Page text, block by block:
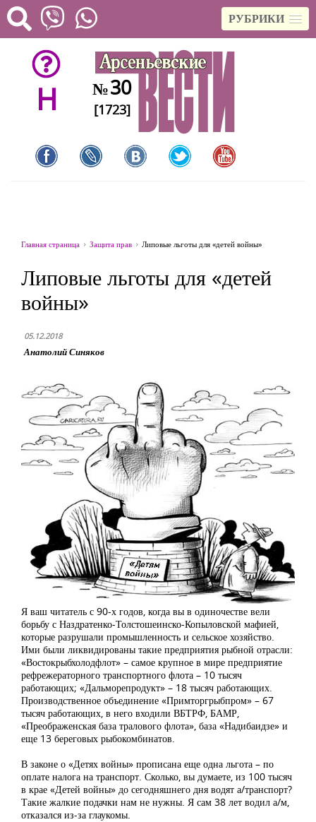
РУБРИКИ
H №30
[1723]
Главная страница Защита прав Липовые льготы для «детей войны»
Липовые льготы для «детей
войны»
05.12.2018
Анатолий Синяков
Я ваш читатель с 90-х годов, когда вы в одиночестве вели
борьбу с Наздратенко-Толстошеинско-Копыловской мафией,
которые разрушали промышленность и сельское хозяйство.
Ими были ликвидированы такие предприятия рыбной отрасли:
«Востокрыбхолодфлот» – самое крупное в мире предприятие
рефрежераторного транспортного флота – 10 тысяч
работающих; «Дальморепродукт» – 18 тысяч работающих.
Производственное объединение «Примторгрыбпром» – 67
тысяч работающих, в него входили ВБТРФ, БАМР,
«Преображенская база тралового флота», база «Надибаидзе» и
еще 13 береговых рыбокомбинатов.
В законе о «Детях войны» прописана еще одна льгота – по
оплате налога на транспорт. Сколько, вы думаете, из 100 тысяч
в крае «Детей войны» до сегодняшнего дня водят а/транспорт?
Такие жалкие подачки нам не нужны. Я сам 38 лет водил а/м,
отказался из-за глаукомы.